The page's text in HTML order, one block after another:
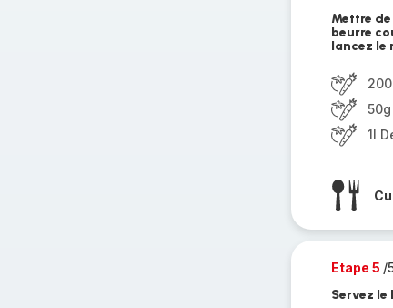
Mettre
beurre
lancez le
1l
Etape 5 /
Servez